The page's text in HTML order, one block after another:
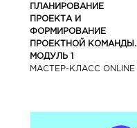
ПЛАНИРОВАНИЕ
ПРОЕКТА И
ФОРМИРОВАНИЕ
ПРОЕКТНОЙ КОМАНДЫ.
МОДУЛЬ 1
МАСТЕР-КЛАСС ONLINE